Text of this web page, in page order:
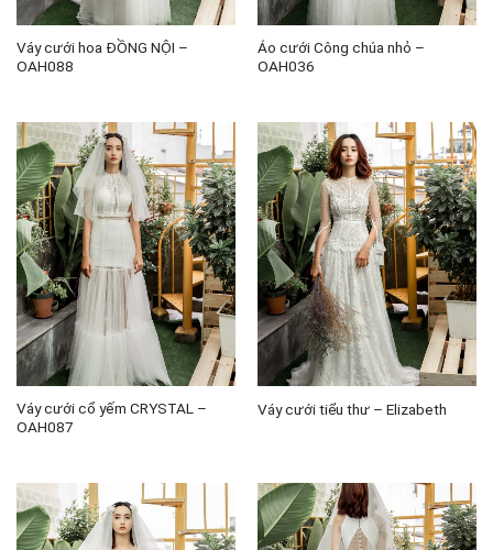
Váy cưới hoa ĐỒNG NỘI –
OAH088
Áo cưới Công chúa nhỏ –
OAH036
Váy cưới cổ yếm CRYSTAL –
OAH087
Váy cưới tiểu thư – Elizabeth